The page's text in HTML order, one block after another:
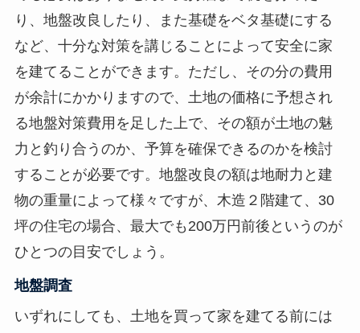
り、地盤改良したり、また基礎をベタ基礎にする
など、十分な対策を講じることによって安全に家
を建てることができます。ただし、その分の費用
が余計にかかりますので、土地の価格に予想され
る地盤対策費用を足した上で、その額が土地の魅
力と釣り合うのか、予算を確保できるのかを検討
することが必要です。地盤改良の額は地耐力と建
物の重量によって様々ですが、木造２階建て、30
坪の住宅の場合、最大でも200万円前後というのが
ひとつの目安でしょう。
地盤調査
いずれにしても、土地を買って家を建てる前には